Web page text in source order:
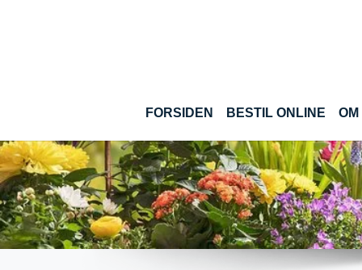
FORSIDEN BESTIL ONLINE